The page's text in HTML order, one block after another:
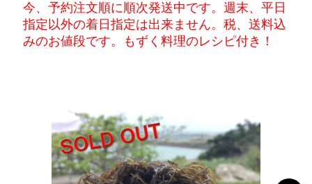
今、予約注文順に順次発送中です。週末、平日
指定以外の着日指定は出来ません。税、送料込
みのお値段です。
もずく料理のレシピ付き！